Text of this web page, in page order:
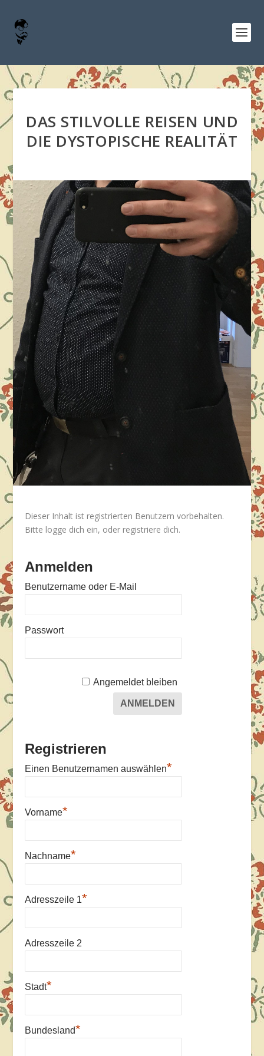
DAS STILVOLLE REISEN UND
DIE DYSTOPISCHE REALITÄT
Dieser Inhalt ist registrierten Benutzern vorbehalten.
Bitte logge dich ein, oder registriere dich.
Anmelden
Benutzername oder E-Mail
Passwort
Angemeldet bleiben
Registrieren
Einen Benutzernamen auswählen*
Vorname*
Nachname*
Adresszeile 1*
Adresszeile 2
Stadt*
Bundesland*